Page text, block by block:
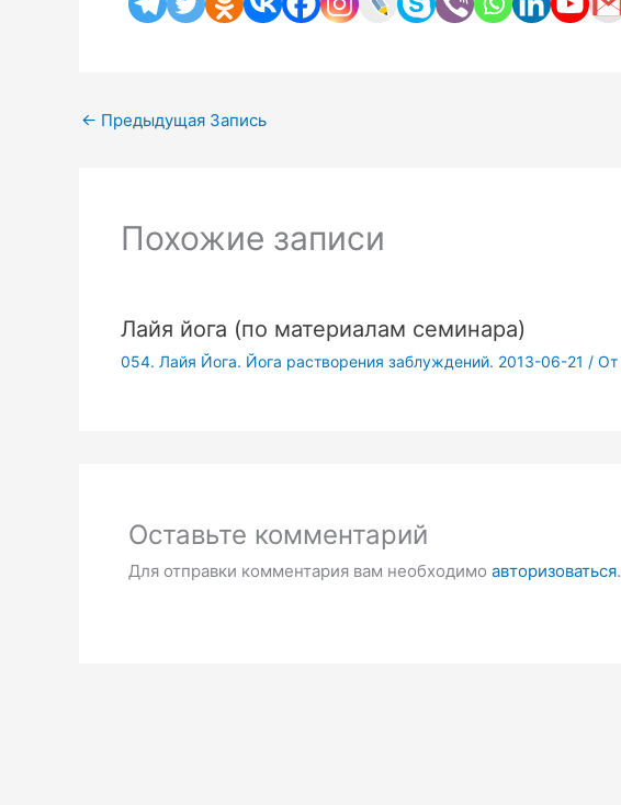
← Предыдущая Запись
Похожие записи
Лайя йога (по материалам семинара)
054. Лайя Йога. Йога растворения заблуждений. 2013-06-21 / От
Оставьте комментарий
Для отправки комментария вам необходимо авторизоваться.